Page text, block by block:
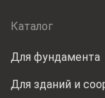
Каталог
Для фундамента
Для зданий и